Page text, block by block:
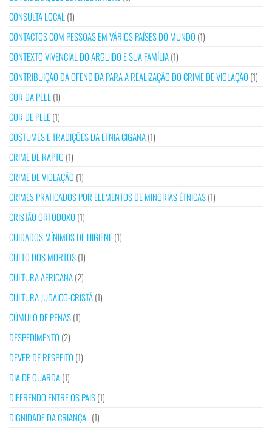
CONSULTA LOCAL (1)
CONTACTOS COM PESSOAS EM VÁRIOS PAÍSES DO MUNDO (1)
CONTEXTO VIVENCIAL DO ARGUIDO E SUA FAMÍLIA(1)
CONTRIBUIÇÃO DA OFENDIDA PARA A REALIZAÇÃO DO CRIME DE VIOLAÇÃO (1)
COR DA PELE(1)
COR DE PELE(1)
COSTUMES E TRADIÇÕES DA ETNIA CIGANA(1)
CRIME DE RAPTO (1)
CRIME DE VIOLAÇÃO (1)
CRIMES PRATICADOS POR ELEMENTOS DE MINORIAS ÉTNICAS(1)
CRISTÃO ORTODOXO (1)
CUIDADOS MÍNIMOS DE HIGIENE(1)
CULTO DOS MORTOS(1)
CULTURA AFRICANA(2)
CULTURA JUDAICO-CRISTÃ(1)
CÚMULO DE PENAS(1)
DESPEDIMENTO (2)
DEVER DE RESPEITO (1)
DIA DE GUARDA(1)
DIFERENDO ENTRE OS PAIS(1)
DIGNIDADE DA CRIANÇA (1)